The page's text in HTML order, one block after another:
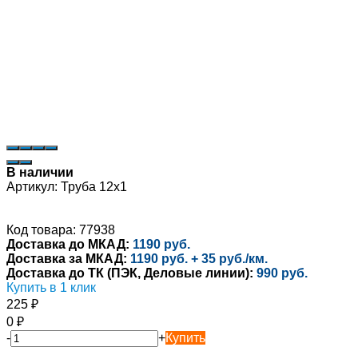
В наличии
Артикул: Труба 12х1
Код товара: 77938
Доставка до МКАД: 1190 руб.
Доставка за МКАД: 1190 руб. + 35 руб./км.
Доставка до ТК (ПЭК, Деловые линии): 990 руб.
Купить в 1 клик
225 ₽
0 ₽
-
+Купить